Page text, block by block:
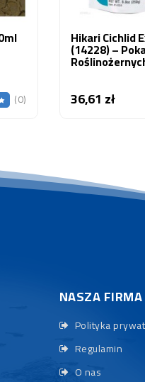
(0)
Hikari Cichlid
(14228) –
36,61 złCena
NASZA FIRMA
Polityka
Regulamin
O nas